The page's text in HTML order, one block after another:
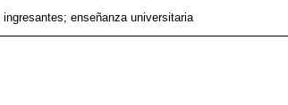
enseñanza universitaria